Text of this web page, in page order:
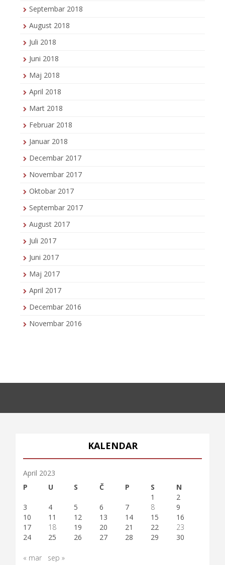
Septembar 2018
August 2018
Juli 2018
Juni 2018
Maj 2018
April 2018
Mart 2018
Februar 2018
Januar 2018
Decembar 2017
Novembar 2017
Oktobar 2017
Septembar 2017
August 2017
Juli 2017
Juni 2017
Maj 2017
April 2017
Decembar 2016
Novembar 2016
KALENDAR
April 2023
P
U S Č P S
N
1
2
3
4 5 6 7 8
9
10
11 12 13 14 15
16
17
18 19 20 21 22
23
24
25 26 27 28 29 30
« mar sep »